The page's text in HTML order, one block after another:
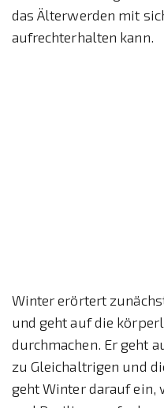
das Älterwerden mit
aufrechterhalten kann.
Winter erörtert
und geht auf die
durchmachen. Er geht
zu Gleichaltrigen und
geht Winter darauf ein,